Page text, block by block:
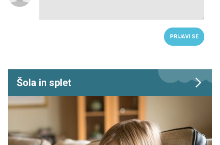
PRIJAVI SE
Šola in splet